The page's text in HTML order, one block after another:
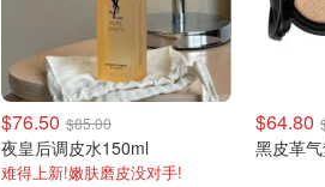
$76.50 $85.00
夜皇后调皮水150ml
难得上新!嫩肤磨皮没对手!
$64.80
黑皮革